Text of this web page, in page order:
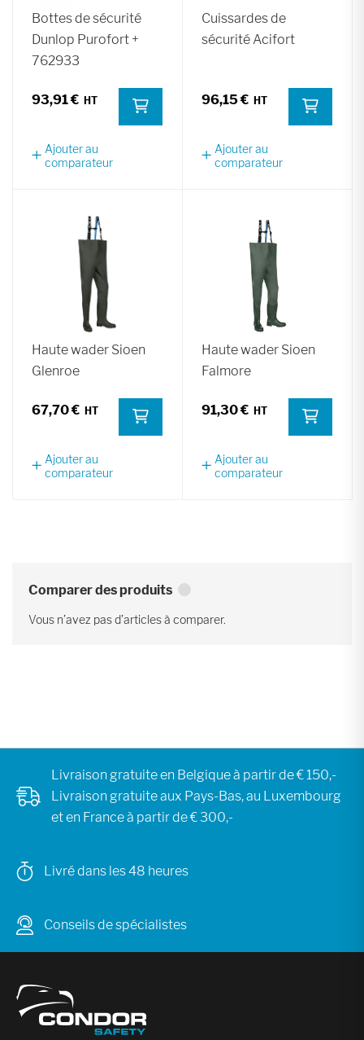
Bottes de sécurité
Dunlop Purofort +
762933
93,91 €
Ajouter au
comparateur
Cuissardes de
sécurité Acifort
96,15 €
Ajouter au
comparateur
Haute wader Sioen
Glenroe
67,70 €
Ajouter au
comparateur
Haute wader Sioen
Falmore
91,30 €
Ajouter au
comparateur
Comparer des produits
Vous n’avez pas d’articles à comparer.
Livraison gratuite en Belgique à partir de € 150,-
Livraison gratuite aux Pays-Bas, au Luxembourg
et en France à partir de € 300,-
Livré dans les 48 heures
Conseils de spécialistes